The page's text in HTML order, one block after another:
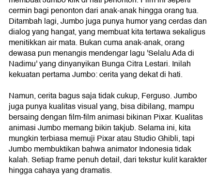
cermin bagi penonton dari anak-anak hingga orang tua.
Ditambah lagi, Jumbo juga punya humor yang cerdas dan
dialog yang hangat, yang membuat kita tertawa sekaligus
menitikkan air mata. Bukan cuma anak-anak, orang
dewasa pun menangis mendengar lagu 'Selalu Ada di
Nadimu' yang dinyanyikan Bunga Citra Lestari. Inilah
kekuatan pertama Jumbo: cerita yang dekat di hati.
Namun, cerita bagus saja tidak cukup, Ferguso. Jumbo
juga punya kualitas visual yang, bisa dibilang, mampu
bersaing dengan film-film animasi bikinan Pixar. Kualitas
animasi Jumbo memang bikin takjub. Selama ini, kita
mungkin terbiasa memuji Pixar atau Studio Ghibli, tapi
Jumbo membuktikan bahwa animator Indonesia tidak
kalah. Setiap frame penuh detail, dari tekstur kulit karakter
hingga cahaya yang dramatis.